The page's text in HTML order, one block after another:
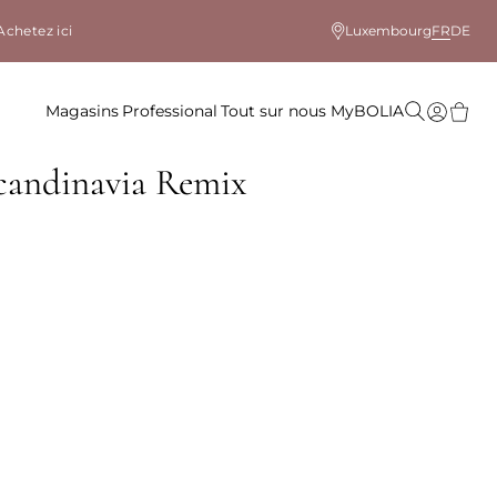
ici LuxembourgFRDE
Magasins Professional Tout sur nous MyBOLIA
Remix